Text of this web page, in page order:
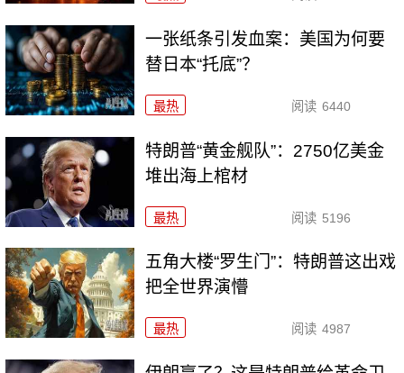
一张纸条引发血案：美国为何要
替日本“托底”？
最热 阅读 6440
特朗普“黄金舰队”：2750亿美金
堆出海上棺材
最热 阅读 5196
五角大楼“罗生门”：特朗普这出戏
把全世界演懵
最热 阅读 4987